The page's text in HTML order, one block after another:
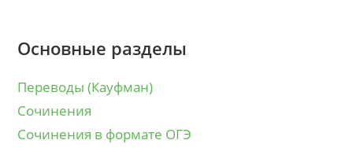
Основные разделы
Переводы (Кауфман)
Сочинения
Сочинения в формате ОГЭ